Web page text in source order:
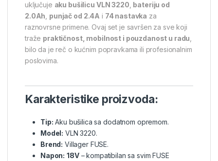
uključuje aku bušilicu VLN 3220 bateriju od
2.0Ah punjač od 2.4A i 74 nastavka za
raznovrsne primene. Ovaj set je savršen za sve koji
traže praktičnost, mobilnost i pouzdanost u radu
bilo da je reč o kućnim popravkama ili profesionalnim
poslovima.
Karakteristike proizvoda:
Tip: Aku bušilica sa dodatnom opremom.
Model: VLN 3220.
Brend: Villager FUSE.
Napon: 18V– kompatibilan sa svim FUSE